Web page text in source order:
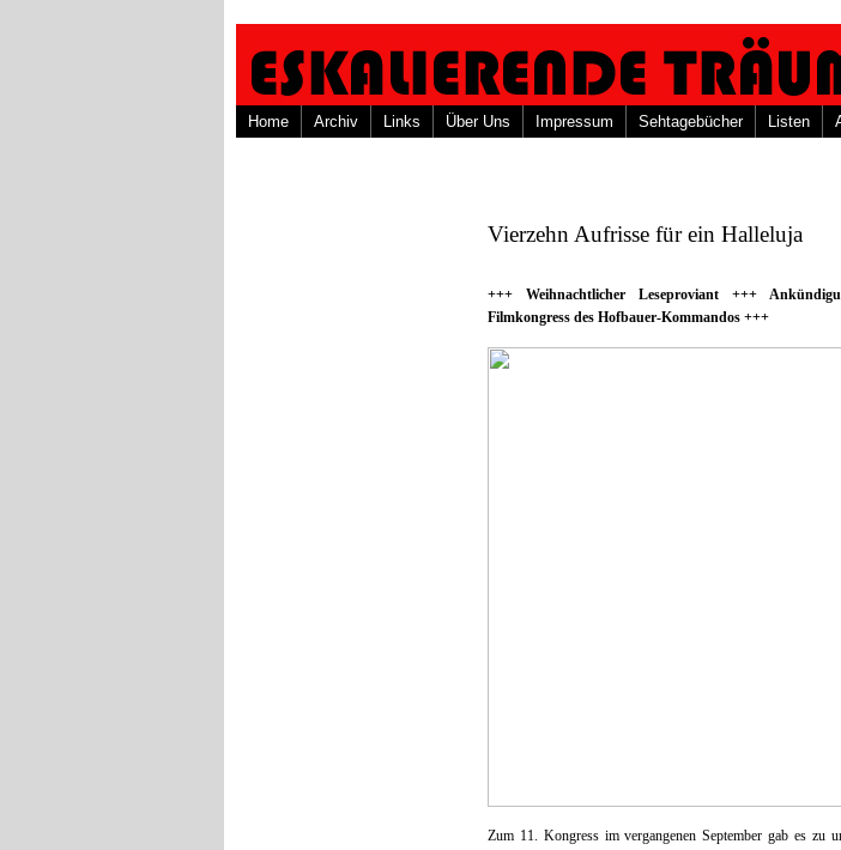
Home Archiv Links Über Uns Impressum Sehtagebücher Listen
Vierzehn Aufrisse für ein Halleluja
+++ Weihnachtlicher Leseproviant +++
Filmkongress des Hofbauer-Kommandos +++
Zum 11. Kongress im vergangenen September gab es zu